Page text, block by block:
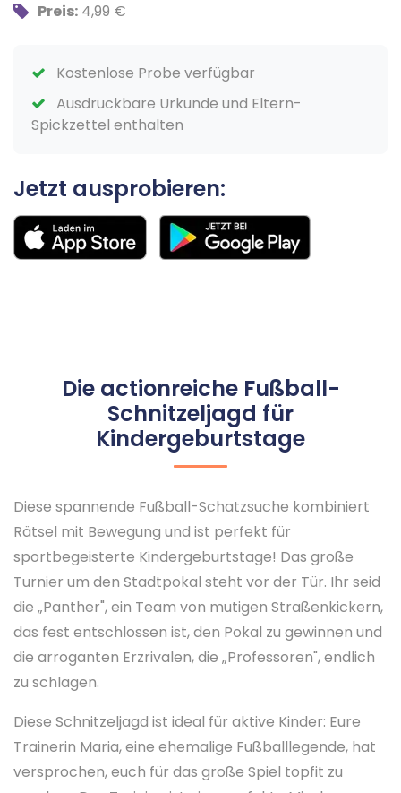
Preis: 4,99 €
Kostenlose Probe verfügbar
Ausdruckbare Urkunde und Eltern-
Spickzettel enthalten
Jetzt ausprobieren:
Die actionreiche Fußball-
Schnitzeljagd für
Kindergeburtstage
Diese spannende Fußball-Schatzsuche kombiniert
Rätsel mit Bewegung und ist perfekt für
sportbegeisterte Kindergeburtstage! Das große
Turnier um den Stadtpokal steht vor der Tür. Ihr seid
die „Panther", ein Team von mutigen Straßenkickern,
das fest entschlossen ist, den Pokal zu gewinnen und
die arroganten Erzrivalen, die „Professoren", endlich
zu schlagen.
Diese Schnitzeljagd ist ideal für aktive Kinder: Eure
Trainerin Maria, eine ehemalige Fußballlegende, hat
versprochen, euch für das große Spiel topfit zu